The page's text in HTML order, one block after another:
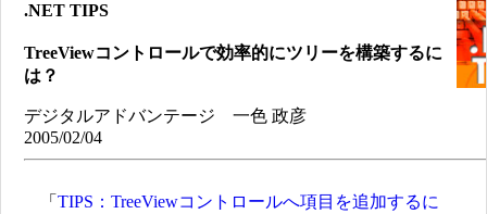
.NET TIPS
TreeViewコントロールで効率的にツリーを構築するに
は？
デジタルアドバンテージ 一色 政彦
2005/02/04
「 TIPS：TreeViewコントロールへ項目を追加するに